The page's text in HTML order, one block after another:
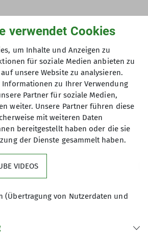
© Sektion Nahegau
verwendet Cookies
um Inhalte und Anzeigen zu
für soziale Medien anbieten zu
unsere Website zu analysieren.
zu Ihrer Verwendung
Partner für soziale Medien,
weiter. Unsere Partner führen diese
mit weiteren Daten
bereitgestellt haben oder die sie
der Dienste gesammelt haben.
VIDEOS
(Übertragung von Nutzerdaten und